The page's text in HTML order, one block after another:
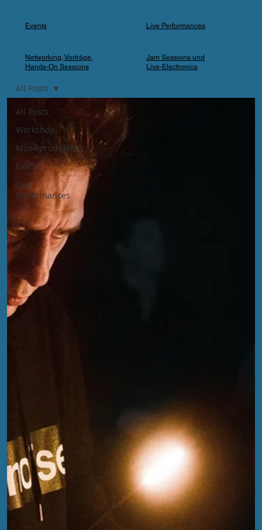
All Posts
Workshop
Musikproduktion
Event
Live
Performances
All Posts
Events
Networking, Vorträge,
Hands-On Sessions
Live Performances
Jam Sessions und
Live-Electronica